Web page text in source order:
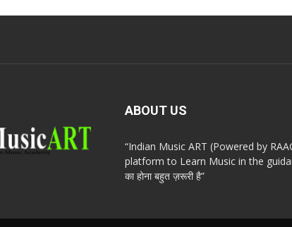
ABOUT US
“Indian Music ART (Powered by
platform to Learn Music in the
का होना बहुत ज़रूरी है”